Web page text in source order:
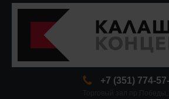
+7 (351) 774-